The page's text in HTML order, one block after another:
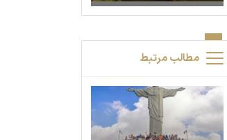
مطالب مرتبط